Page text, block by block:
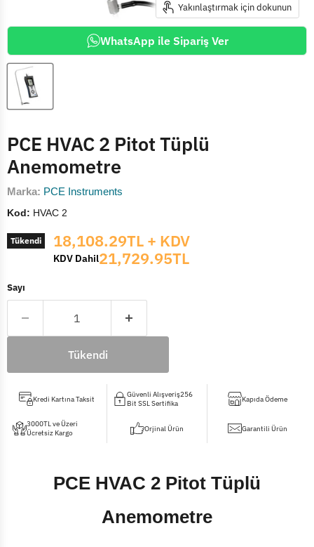
Yakınlaştırmak için dokunun
WhatsApp ile Sipariş Ver
PCE HVAC 2 Pitot Tüplü
Anemometre
Marka: PCE Instruments
Kod: HVAC 2
Tükendi Mevcut fiyat
18,108.29TL + KDV
KDV Dahil21,729.95TL
Sayı
Tükendi
Kredi Kartına Taksit
Güvenli Alışveriş256
Bit SSL Sertifika
Kapıda Ödeme
3000TL ve Üzeri
Ücretsiz Kargo
Orjinal Ürün Garantili Ürün
PCE HVAC 2 Pitot Tüplü
Anemometre